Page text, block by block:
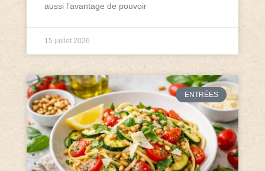
aussi l’avantage de pouvoir
15 juillet 2026
ENTRÉES